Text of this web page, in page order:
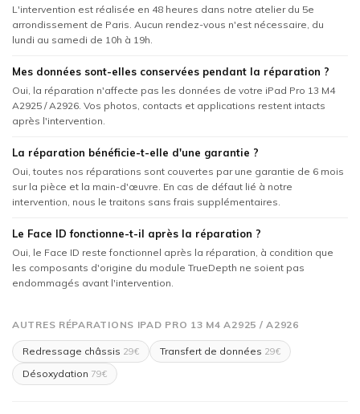
L'intervention est réalisée en 48 heures dans notre atelier du 5e
arrondissement de Paris. Aucun rendez-vous n'est nécessaire, du
lundi au samedi de 10h à 19h.
Mes données sont-elles conservées pendant la réparation ?
Oui, la réparation n'affecte pas les données de votre iPad Pro 13 M4
A2925 / A2926. Vos photos, contacts et applications restent intacts
après l'intervention.
La réparation bénéficie-t-elle d'une garantie ?
Oui, toutes nos réparations sont couvertes par une garantie de 6 mois
sur la pièce et la main-d'œuvre. En cas de défaut lié à notre
intervention, nous le traitons sans frais supplémentaires.
Le Face ID fonctionne-t-il après la réparation ?
Oui, le Face ID reste fonctionnel après la réparation, à condition que
les composants d'origine du module TrueDepth ne soient pas
endommagés avant l'intervention.
AUTRES RÉPARATIONS IPAD PRO 13 M4 A2925 / A2926
Redressage châssis 29€ Transfert de données 29€
Désoxydation 79€